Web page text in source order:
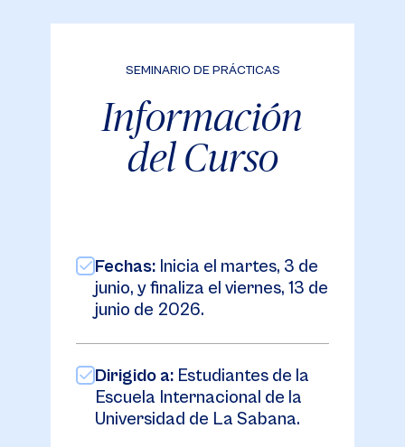
SEMINARIO DE PRÁCTICAS
Información
del Curso
Fechas: Inicia el martes, 3 de
junio, y finaliza el viernes, 13 de
junio de 2026.
Dirigido a: Estudiantes de la
Escuela Internacional de la
Universidad de La Sabana.